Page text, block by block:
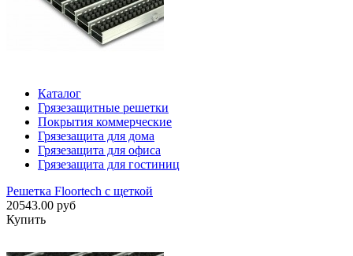
Каталог
Грязезащитные решетки
Покрытия коммерческие
Грязезащита для дома
Грязезащита для офиса
Грязезащита для гостиниц
Решетка Floortech с щеткой
20543.00 руб
Купить